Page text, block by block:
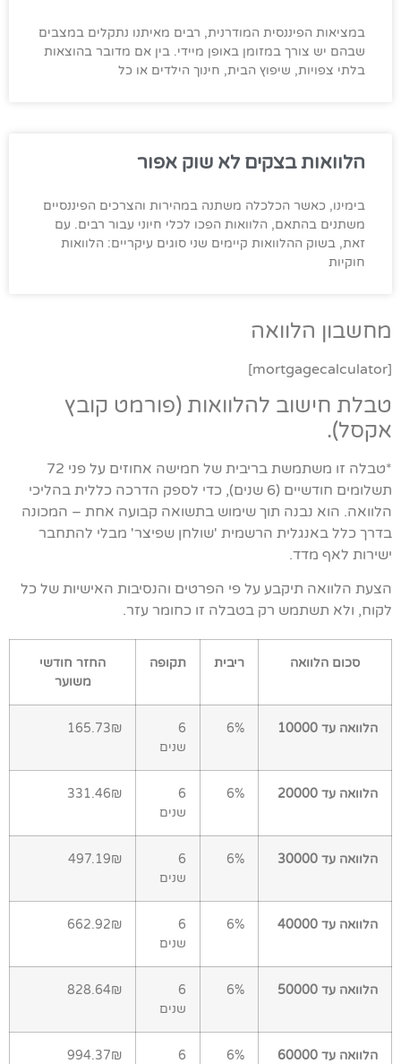
במציאות הפיננסית המודרנית, רבים מאיתנו נתקלים במצבים
שבהם יש צורך במזומן באופן מיידי. בין אם מדובר בהוצאות
בלתי צפויות, שיפוץ הבית, חינוך הילדים או כל
הלוואות בצקים לא שוק אפור
בימינו, כאשר הכלכלה משתנה במהירות והצרכים הפיננסיים
משתנים בהתאם, הלוואות הפכו לכלי חיוני עבור רבים. עם
זאת, בשוק ההלוואות קיימים שני סוגים עיקריים: הלוואות
חוקיות
מחשבון הלוואה
[mortgagecalculator]
טבלת חישוב להלוואות (פורמט קובץ
אקסל).
*טבלה זו משתמשת בריבית של חמישה אחוזים על פני 72
תשלומים חודשיים (6 שנים), כדי לספק הדרכה כללית בהליכי
הלוואה. הוא נבנה תוך שימוש בתשואה קבועה אחת – המכונה
בדרך כלל באנגלית הרשמית 'שולחן שפיצר' מבלי להתחבר
ישירות לאף מדד.
הצעת הלוואה תיקבע על פי הפרטים והנסיבות האישיות של כל
לקוח, ולא תשתמש רק בטבלה זו כחומר עזר.
סכום הלוואה ריבית תקופה
החזר חודשי
משוער
הלוואה עד 10000 6%
6
שנים
165.73₪
הלוואה עד 20000 6%
6
שנים
331.46₪
הלוואה עד 30000 6%
6
שנים
497.19₪
הלוואה עד 40000 6%
6
שנים
662.92₪
הלוואה עד 50000 6%
6
שנים
828.64₪
הלוואה עד 60000 6%
6
994.37₪